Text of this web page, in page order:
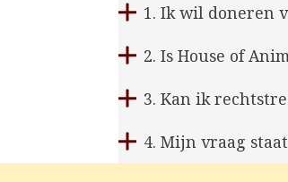
1. Ik wil doneren
2. Is House of
3. Kan ik
4. Mijn vraag